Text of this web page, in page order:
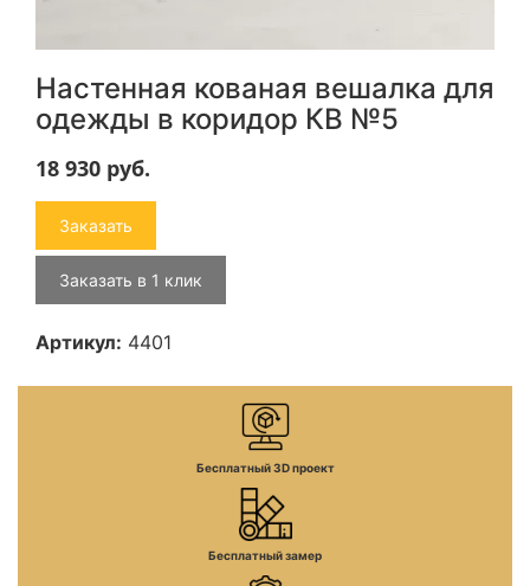
Настенная кованая вешалка для
одежды в коридор КВ №5
18 930 руб.
Заказать
Заказать в 1 клик
Артикул: 4401
Бесплатный 3D проект
Бесплатный замер